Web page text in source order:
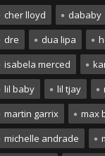
cher lloyd
dababy
dre
dua lipa
isabela merced
lil baby
lil tjay
martin garrix
max
michelle andrade